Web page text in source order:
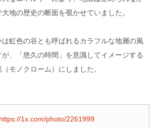
地の歴史の断面を覗かせていました。
は虹色の谷とも呼ばれるカラフルな地層の風
、「悠久の時間」を意識してイメージする
モノクローム）にしました。
https://1x.com/photo/2261999